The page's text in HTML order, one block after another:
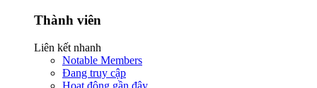
Thành viên
Liên kết nhanh
Notable Members
Đang truy cập
Hoạt động gần đây